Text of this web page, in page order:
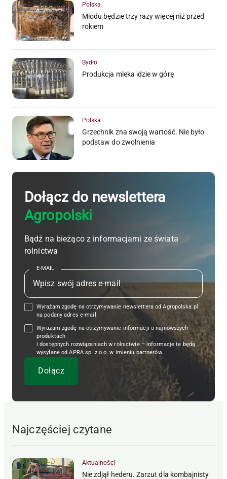
Polska
Miodu będzie trzy razy więcej niż przed
rokiem
Bydło
Produkcja mleka idzie w górę
Polska
Grzechnik zna swoją wartość. Nie było
podstaw do zwolnienia
Dołącz do newslettera
Agropolski
Bądź na bieżąco z informacjami ze świata
rolnictwa
E-MAIL
Wyrażam zgodę na otrzymywanie newslettera od Agropolska.pl
na podany adres e-mail.
Wyrażam zgodę na otrzymywanie informacji o najnowszych
produktach
i dostępnych rozwiązaniach w rolnictwie – informacje te będą
wysyłane od APRA sp. z o.o. w imieniu partnerów.
Najczęściej czytane
Aktualności
Nie zdjął hederu. Zarzut dla kombajnisty